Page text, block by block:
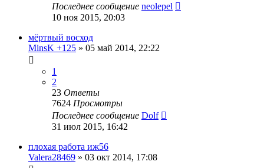
Последнее сообщение neolepel
10 ноя 2015, 20:03
мёртвый восход
MinsK +125 » 05 май 2014, 22:22
1
2
23 Ответы
7624 Просмотры
Последнее сообщение Dolf
31 июл 2015, 16:42
плохая работа иж56
Valera28469 » 03 окт 2014, 17:08